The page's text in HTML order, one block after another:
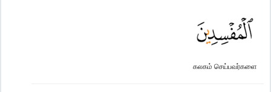
கலகம் செய்பவர்களை